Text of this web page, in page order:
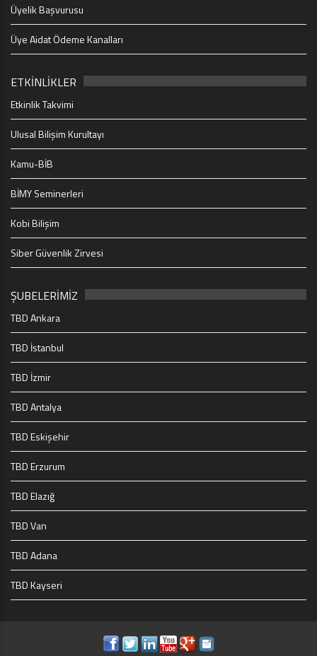
Üyelik Başvurusu
Üye Aidat Ödeme Kanalları
ETKİNLİKLER
Etkinlik Takvimi
Ulusal Bilişim Kurultayı
Kamu-BİB
BİMY Seminerleri
Kobi Bilişim
Siber Güvenlik Zirvesi
ŞUBELERİMİZ
TBD Ankara
TBD İstanbul
TBD İzmir
TBD Antalya
TBD Eskişehir
TBD Erzurum
TBD Elazığ
TBD Van
TBD Adana
TBD Kayseri